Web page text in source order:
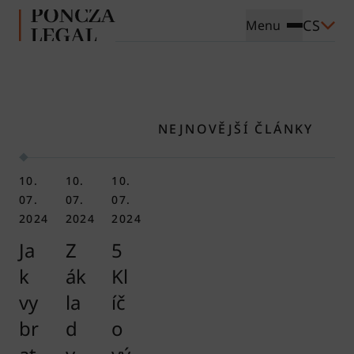
Menu CS
NEJNOVĚJŠÍ ČLÁNKY
10.
07.
2024
Ja
k
vy
br
10.
07.
2024
Z
ák
la
d
10.
07.
2024
5
Kl
íč
o